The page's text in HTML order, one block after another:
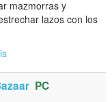
mazmorras y
lazos con los
PC